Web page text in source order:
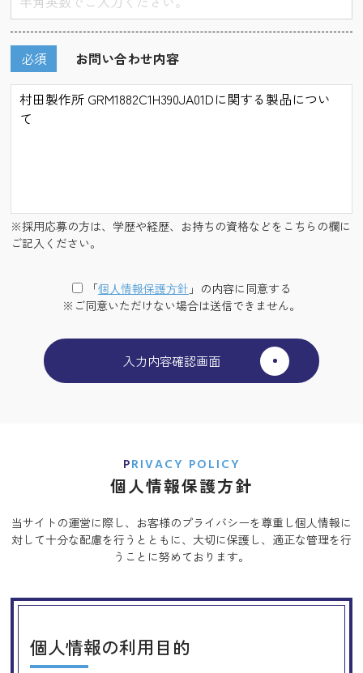
お問い合わせ内容
必須
※採用応募の方は、学歴や経歴、お持ちの資格などをこちらの欄に
ご記入ください。
「個⼈情報保護⽅針 」の内容に同意する
※ご同意いただけない場合は送信できません。
PRIVACY POLICY
個人情報保護方針
当サイトの運営に際し、お客様のプライバシーを尊重し個人情報に
対して十分な配慮を行うとともに、 大切に保護し、適正な管理を行
うことに努めております。
個人情報の利用目的